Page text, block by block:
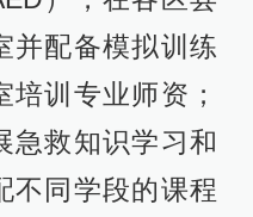
并配备模拟训练
训专业师资；
急救知识学习和
不同学段的课程